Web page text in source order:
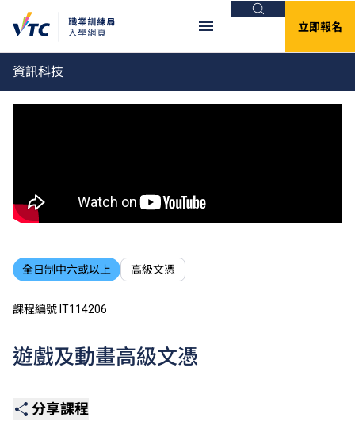
搜尋
立即報名
資訊科技
全日制中六或以上 高級文憑
課程編號 IT114206
遊戲及動畫高級文憑
分享課程